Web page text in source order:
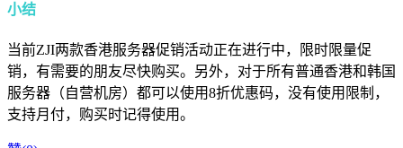
小结
当前ZJI两款香港服务器促销活动正在进行中，限时限量促
销，有需要的朋友尽快购买。另外，对于所有普通香港和韩国
服务器（自营机房）都可以使用8折优惠码，没有使用限制，
支持月付，购买时记得使用。